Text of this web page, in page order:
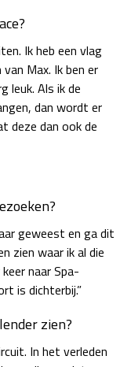
Ik heb een vlag
Max. Ik ben er
leuk. Als ik de
dan wordt er
deze dan ook de
geweest en ga dit
zien waar ik al die
naar Spa-
is dichterbij.”
zien?
In het verleden